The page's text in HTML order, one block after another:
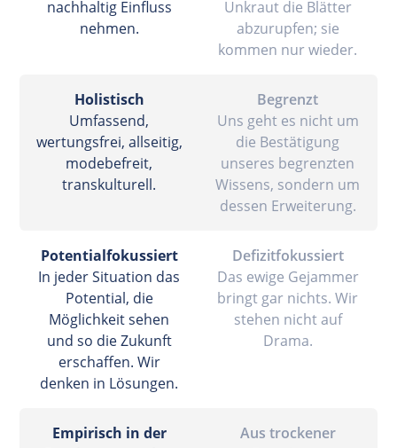
nachhaltig Einfluss
nehmen.
Unkraut die Blätter
abzurupfen; sie
kommen nur wieder.
Holistisch
Umfassend,
wertungsfrei, allseitig,
modebefreit,
transkulturell.
Begrenzt
Uns geht es nicht um
die Bestätigung
unseres begrenzten
Wissens, sondern um
dessen Erweiterung.
Potentialfokussiert
In jeder Situation das
Potential, die
Möglichkeit sehen
und so die Zukunft
erschaffen. Wir
denken in Lösungen.
Defizitfokussiert
Das ewige Gejammer
bringt gar nichts. Wir
stehen nicht auf
Drama.
Empirisch in der
Aus trockener